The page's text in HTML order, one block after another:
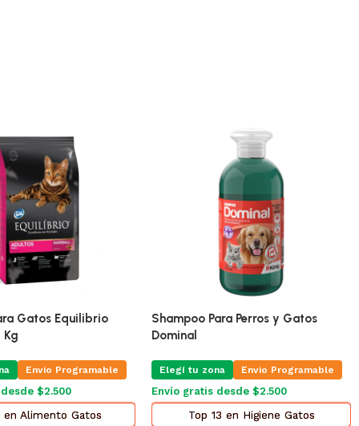
Gatos Equilibrio
Envio Programable
$2.500
en Alimento Gatos
Shampoo Para Perros y Gatos
Dominal
Elegí tu zona Envio Programable
Envío gratis desde $2.500
Top 13 en Higiene Gatos